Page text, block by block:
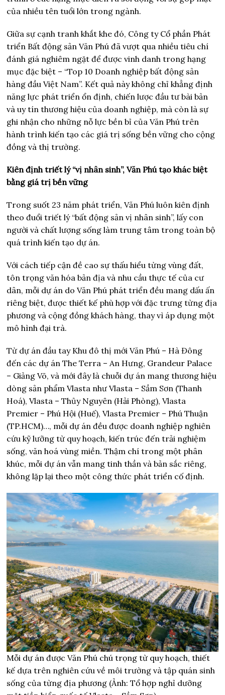
của nhiều tên tuổi lớn trong ngành.
Giữa sự cạnh tranh khắt khe đó, Công ty Cổ phần Phát
triển Bất động sản Văn Phú đã vượt qua nhiều tiêu chí
đánh giá nghiêm ngặt để được vinh danh trong hạng
mục đặc biệt – “Top 10 Doanh nghiệp bất động sản
hàng đầu Việt Nam”. Kết quả này không chỉ khẳng định
năng lực phát triển ổn định, chiến lược đầu tư bài bản
và uy tín thương hiệu của doanh nghiệp, mà còn là sự
ghi nhận cho những nỗ lực bền bỉ của Văn Phú trên
hành trình kiến tạo các giá trị sống bền vững cho cộng
đồng và thị trường.
Kiên định triết lý “vị nhân sinh”, Văn Phú tạo khác biệt
bằng giá trị bền vững
Trong suốt 23 năm phát triển, Văn Phú luôn kiên định
theo đuổi triết lý “bất động sản vị nhân sinh”, lấy con
người và chất lượng sống làm trung tâm trong toàn bộ
quá trình kiến tạo dự án.
Với cách tiếp cận đề cao sự thấu hiểu từng vùng đất,
tôn trọng văn hóa bản địa và nhu cầu thực tế của cư
dân, mỗi dự án do Văn Phú phát triển đều mang dấu ấn
riêng biệt, được thiết kế phù hợp với đặc trưng từng địa
phương và cộng đồng khách hàng, thay vì áp dụng một
mô hình đại trà.
Từ dự án đầu tay Khu đô thị mới Văn Phú – Hà Đông
đến các dự án The Terra – An Hưng, Grandeur Palace
– Giảng Võ, và mới đây là chuỗi dự án mang thương hiệu
dòng sản phẩm Vlasta như Vlasta – Sầm Sơn (Thanh
Hoá), Vlasta – Thủy Nguyên (Hải Phòng), Vlasta
Premier – Phú Hội (Huế), Vlasta Premier – Phú Thuận
(TP.HCM)…, mỗi dự án đều được doanh nghiệp nghiên
cứu kỹ lưỡng từ quy hoạch, kiến trúc đến trải nghiệm
sống, văn hoá vùng miền. Thậm chí trong một phân
khúc, mỗi dự án vẫn mang tinh thần và bản sắc riêng,
không lặp lại theo một công thức phát triển cố định.
Mỗi dự án được Văn Phú chú trọng từ quy hoạch, thiết
kế dựa trên nghiên cứu về môi trường và tập quán sinh
sống của từng địa phương (Ảnh: Tổ hợp nghỉ dưỡng